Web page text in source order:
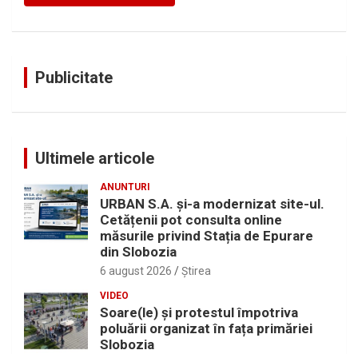
Publicitate
Ultimele articole
ANUNTURI
URBAN S.A. și-a modernizat site-ul.
Cetățenii pot consulta online
măsurile privind Stația de Epurare
din Slobozia
6 august 2026 Ştirea
VIDEO
Soare(le) și protestul împotriva
poluării organizat în fața primăriei
Slobozia